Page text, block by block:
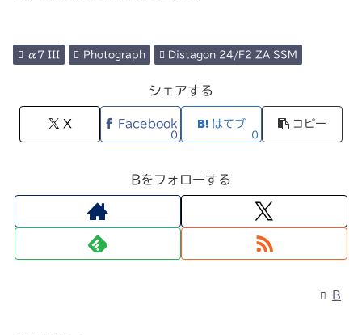
α7 III Photograph Distagon 24/F2 ZA SSM
シェアする
X Facebook
0
はてブ
0
コピー
Bをフォローする
B